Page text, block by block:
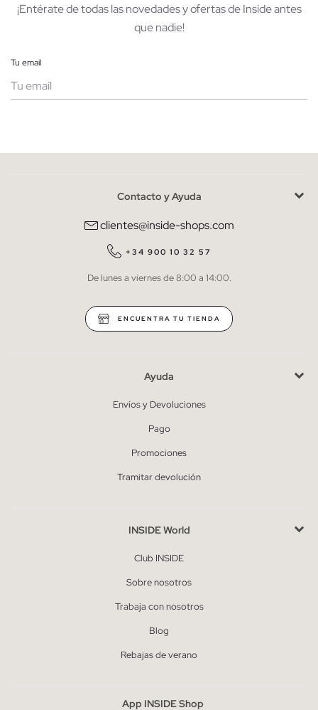
¡Entérate de todas las novedades y ofertas de Inside antes
que nadie!
Tu email
He leído y entiendo lapolítica de privacidad
QUIERO SUSCRIBIRME
* Puedes cancelar la suscripción en cualquier momento.
Contacto y Ayuda
clientes@inside-shops.com
+34 900 10 32 57
De lunes a viernes de 8:00 a 14:00.
ENCUENTRA TU TIENDA
Ayuda
Envíos y Devoluciones
Pago
Promociones
Tramitar devolución
INSIDE World
Club INSIDE
Sobre nosotros
Trabaja con nosotros
Blog
Rebajas de verano
App INSIDE Shop